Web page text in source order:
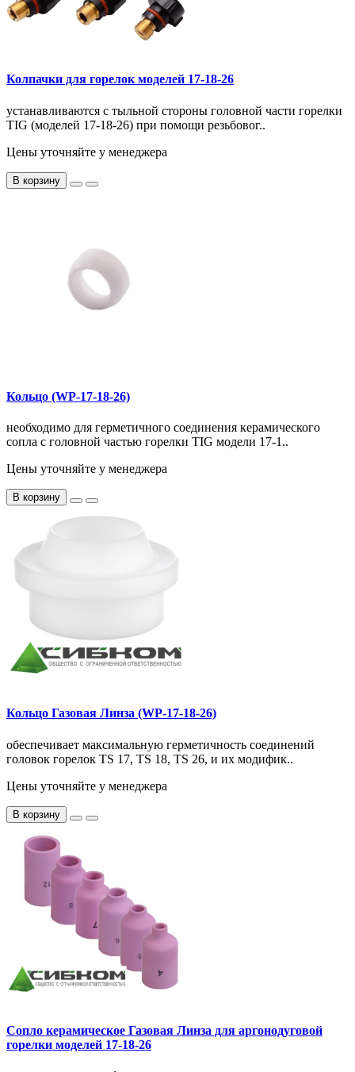
Колпачки для горелок моделей 17-18-26
устанавливаются с тыльной стороны головной части горелки
TIG (моделей 17-18-26) при помощи резьбовог..
Цены уточняйте у менеджера
В корзину
Кольцо (WP-17-18-26)
необходимо для герметичного соединения керамического
сопла с головной частью горелки TIG модели 17-1..
Цены уточняйте у менеджера
В корзину
Кольцо Газовая Линза (WP-17-18-26)
обеспечивает максимальную герметичность соединений
головок горелок TS 17, TS 18, TS 26, и их модифик..
Цены уточняйте у менеджера
В корзину
Сопло керамическое Газовая Линза для аргонодуговой
горелки моделей 17-18-26